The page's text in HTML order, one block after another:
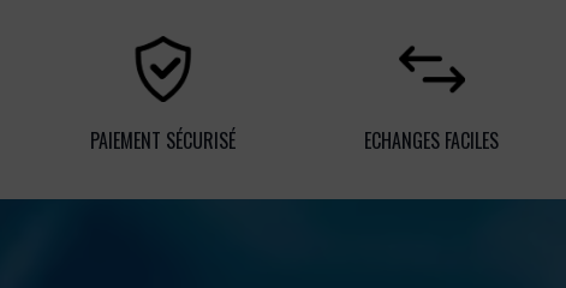
PAIEMENT SÉCURISÉ ECHANGES FACILES